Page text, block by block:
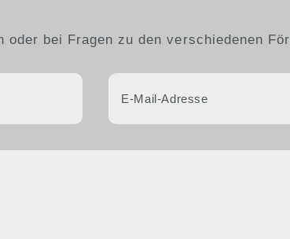
bei Fragen zu den verschiedenen